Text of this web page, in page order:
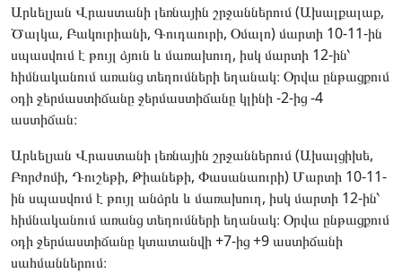
Արևելյան Վրաստանի լեռնային շրջաններում (Ախալքալաք,
Ծալկա, Բակուրիանի, Գուդաուրի, Օմալո) մարտի 10-11-ին
սպասվում է թույլ ձյուն և մառախուղ, իսկ մարտի 12-ին՝
հիմնականում առանց տեղումների եղանակ։ Օրվա ընթացքում
օդի ջերմաստիճանը ջերմաստիճանը կլինի -2-ից -4
աստիճան։
Արևելյան Վրաստանի լեռնային շրջաններում (Ախալցիխե,
Բորժոմի, Դուշեթի, Թիանեթի, Փասանաուրի) Մարտի 10-11-
ին սպասվում է թույլ անձրև և մառախուղ, իսկ մարտի 12-ին՝
հիմնականում առանց տեղումների եղանակ։ Օրվա ընթացքում
օդի ջերմաստիճանը կտատանվի +7-ից +9 աստիճանի
սահմաններում։